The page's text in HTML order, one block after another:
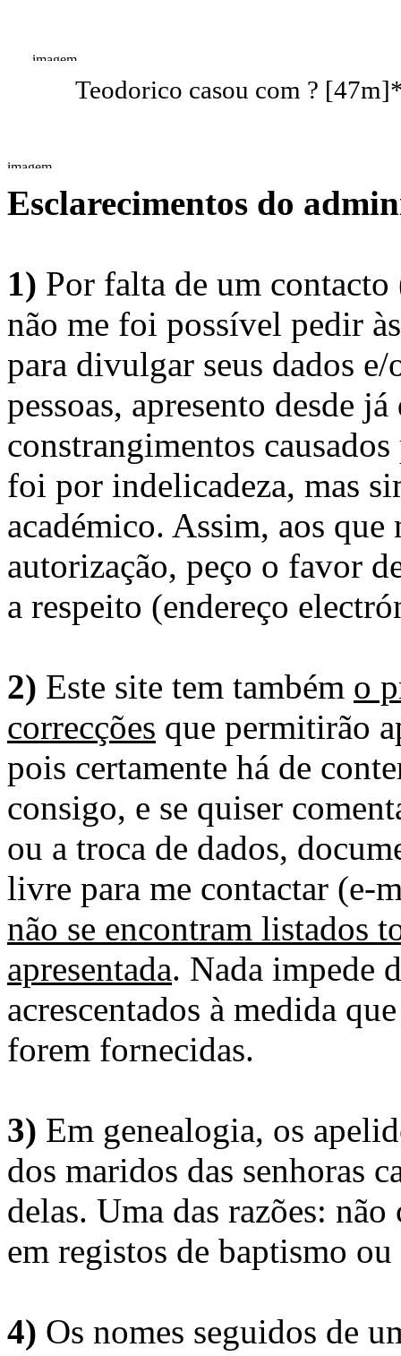
Teodorico casou com ?
Esclarecimentos do
1) Por falta de um
não me foi possível pedir
para divulgar seus dados
pessoas, apresento desde
constrangimentos
foi por indelicadeza, mas
académico. Assim, aos
autorização, peço o favor
a respeito (endereço
2) Este site tem também o
correcções que permitirão
pois certamente há de
consigo, e se quiser
ou a troca de dados,
livre para me contactar (e-
não se encontram listados
apresentada. Nada impede
acrescentados à medida
forem fornecidas.
3) Em genealogia, os
dos maridos das senhoras
delas. Uma das razões:
em registos de baptismo
4) Os nomes seguidos de